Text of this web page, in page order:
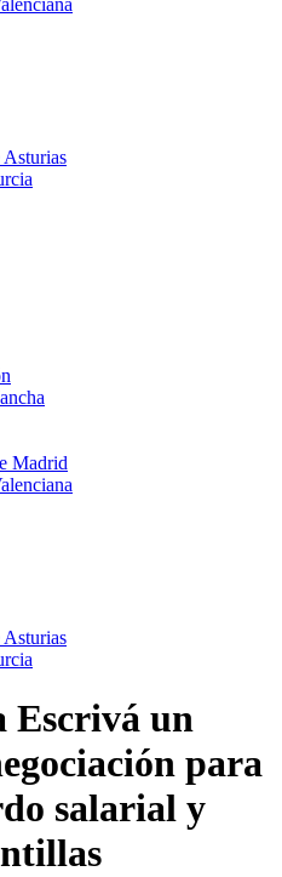
Asturias
Madrid
Asturias
Escrivá un
para
salarial y